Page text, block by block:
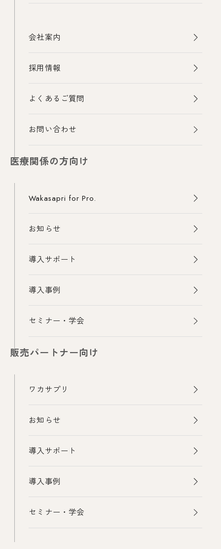
会社案内
採用情報
よくあるご質問
お問い合わせ
医療関係の方向け
Wakasapri for Pro.
お知らせ
導入サポート
導入事例
セミナー・学会
販売パートナー向け
ワカサプリ
お知らせ
導入サポート
導入事例
セミナー・学会